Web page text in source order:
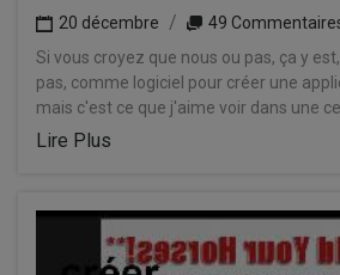
20 décembre
49
Si vous croyez que nous ou pas, ça y
pas, comme logiciel pour créer une
mais c'est ce que j'aime voir dans une
Lire Plus